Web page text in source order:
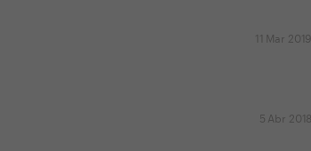
11 Mar 2019
5 Abr 2018